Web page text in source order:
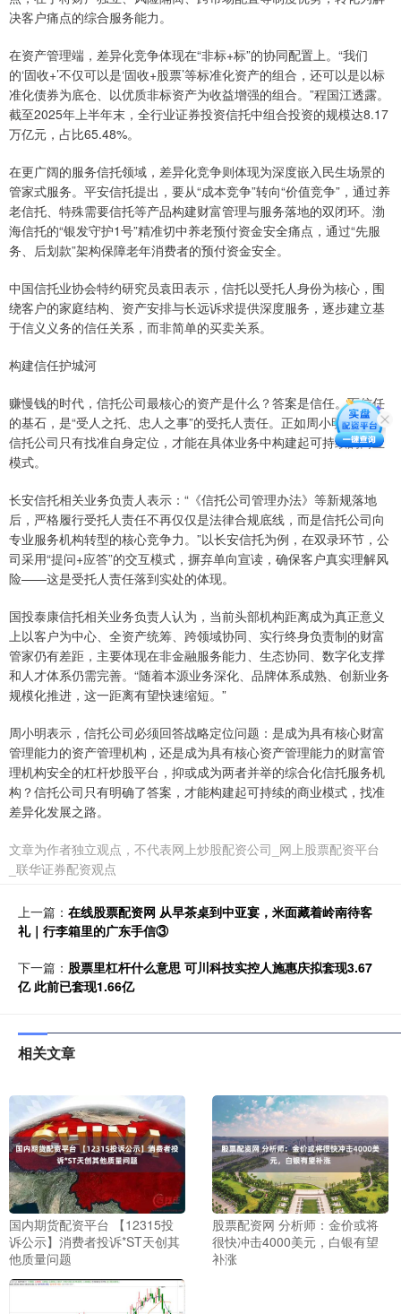
决客户痛点的综合服务能力。
在资产管理端，差异化竞争体现在“非标+标”的协同配置上。“我们
的‘固收+’不仅可以是‘固收+股票’等标准化资产的组合，还可以是以标
准化债券为底仓、以优质非标资产为收益增强的组合。”程国江透露。
截至2025年上半年末，全行业证券投资信托中组合投资的规模达8.17
万亿元，占比65.48%。
在更广阔的服务信托领域，差异化竞争则体现为深度嵌入民生场景的
管家式服务。平安信托提出，要从“成本竞争”转向“价值竞争”，通过养
老信托、特殊需要信托等产品构建财富管理与服务落地的双闭环。渤
海信托的“银发守护1号”精准切中养老预付资金安全痛点，通过“先服
务、后划款”架构保障老年消费者的预付资金安全。
中国信托业协会特约研究员袁田表示，信托以受托人身份为核心，围
绕客户的家庭结构、资产安排与长远诉求提供深度服务，逐步建立基
于信义义务的信任关系，而非简单的买卖关系。
构建信任护城河
赚慢钱的时代，信托公司最核心的资产是什么？答案是信任。而信任
的基石，是“受人之托、忠人之事”的受托人责任。正如周小明所言，
信托公司只有找准自身定位，才能在具体业务中构建起可持续的商业
模式。
长安信托相关业务负责人表示：“《信托公司管理办法》等新规落地
后，严格履行受托人责任不再仅仅是法律合规底线，而是信托公司向
专业服务机构转型的核心竞争力。”以长安信托为例，在双录环节，公
司采用“提问+应答”的交互模式，摒弃单向宣读，确保客户真实理解风
险——这是受托人责任落到实处的体现。
国投泰康信托相关业务负责人认为，当前头部机构距离成为真正意义
上以客户为中心、全资产统筹、跨领域协同、实行终身负责制的财富
管家仍有差距，主要体现在非金融服务能力、生态协同、数字化支撑
和人才体系仍需完善。“随着本源业务深化、品牌体系成熟、创新业务
规模化推进，这一距离有望快速缩短。”
周小明表示，信托公司必须回答战略定位问题：是成为具有核心财富
管理能力的资产管理机构，还是成为具有核心资产管理能力的财富管
理机构安全的杠杆炒股平台，抑或成为两者并举的综合化信托服务机
构？信托公司只有明确了答案，才能构建起可持续的商业模式，找准
差异化发展之路。
文章为作者独立观点，不代表网上炒股配资公司_网上股票配资平台
_联华证券配资观点
上一篇： 在线股票配资网 从早茶桌到中亚宴，米面藏着岭南待客
礼｜行李箱里的广东手信③
下一篇： 股票里杠杆什么意思 可川科技实控人施惠庆拟套现3.67
亿 此前已套现1.66亿
相关文章
国内期货配资平台 【12315投
诉公示】消费者投诉*ST天创其
他质量问题
股票配资网 分析师：金价或将
很快冲击4000美元，白银有望
补涨